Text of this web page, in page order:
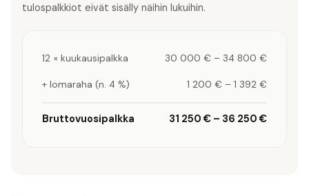
tulospalkkiot eivät sisälly näihin lukuihin.
12 × kuukausipalkka 30 000 € – 34 800 €
+ lomaraha (n. 4 %) 1 200 € – 1 392 €
Bruttovuosipalkka 31 250 € – 36 250 €